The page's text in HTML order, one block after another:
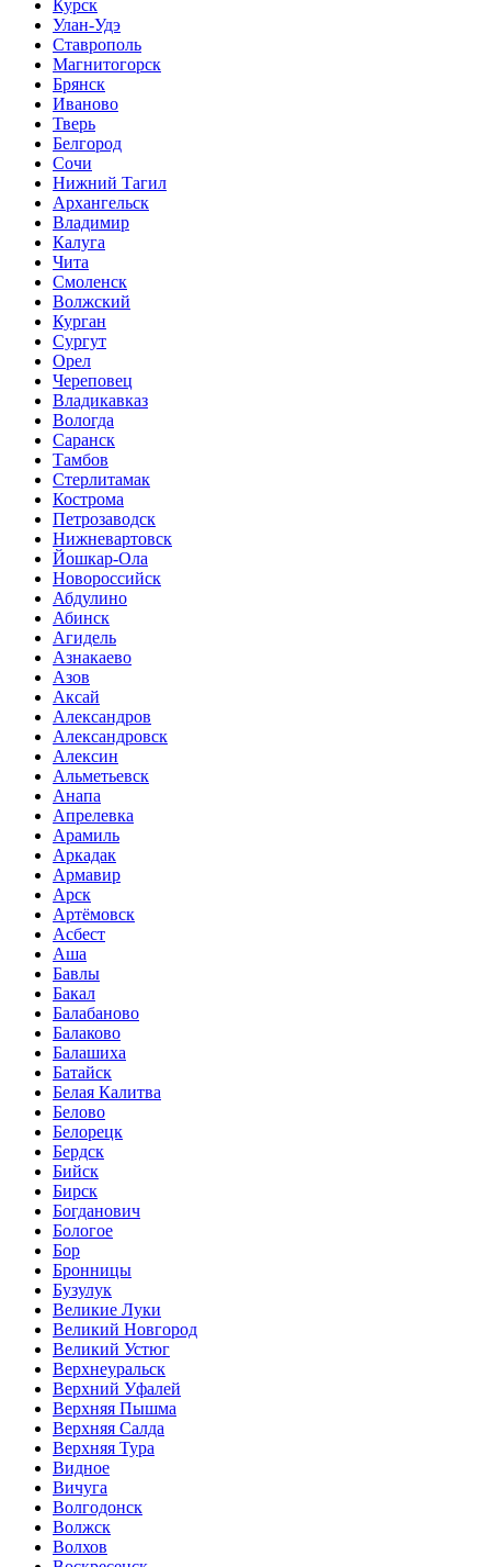
Курск
Улан-Удэ
Ставрополь
Магнитогорск
Брянск
Иваново
Тверь
Белгород
Сочи
Нижний Тагил
Архангельск
Владимир
Калуга
Чита
Смоленск
Волжский
Курган
Сургут
Орел
Череповец
Владикавказ
Вологда
Саранск
Тамбов
Стерлитамак
Кострома
Петрозаводск
Нижневартовск
Йошкар-Ола
Новороссийск
Абдулино
Абинск
Агидель
Азнакаево
Азов
Аксай
Александров
Александровск
Алексин
Альметьевск
Анапа
Апрелевка
Арамиль
Аркадак
Армавир
Арск
Артёмовск
Асбест
Аша
Бавлы
Бакал
Балабаново
Балаково
Балашиха
Батайск
Белая Калитва
Белово
Белорецк
Бердск
Бийск
Бирск
Богданович
Бологое
Бор
Бронницы
Бузулук
Великие Луки
Великий Новгород
Великий Устюг
Верхнеуральск
Верхний Уфалей
Верхняя Пышма
Верхняя Салда
Верхняя Тура
Видное
Вичуга
Волгодонск
Волжск
Волхов